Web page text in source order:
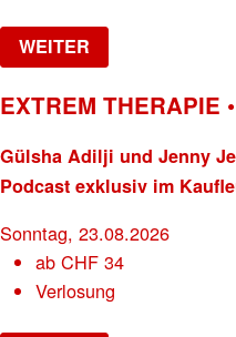
WEITER
EXTREM THERAPIE
Gülsha Adilji und Jenny
Podcast exklusiv im
Sonntag, 23.08.2026
abCHF 34
Verlosung